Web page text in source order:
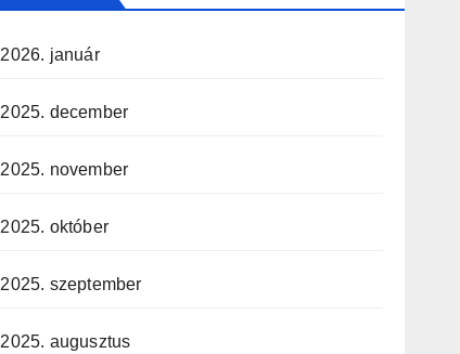
2026. január
2025. december
2025. november
2025. október
2025. szeptember
2025. augusztus